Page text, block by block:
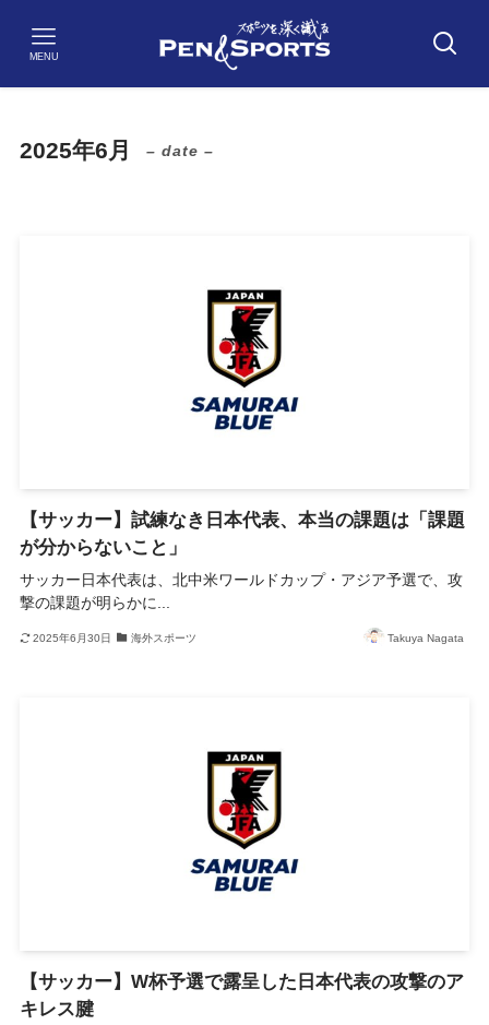
MENU
2025年6月 – date –
【サッカー】試練なき日本代表、本当の課題は「課題
が分からないこと」
サッカー日本代表は、北中米ワールドカップ・アジア予選で、攻
撃の課題が明らかに...
2025年6月30日 海外スポーツ Takuya Nagata
【サッカー】W杯予選で露呈した日本代表の攻撃のア
キレス腱